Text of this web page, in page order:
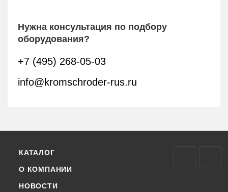
Нужна консультация по подбору
оборудования?
+7 (495) 268-05-03
info@kromschroder-rus.ru
КАТАЛОГ
О КОМПАНИИ
НОВОСТИ